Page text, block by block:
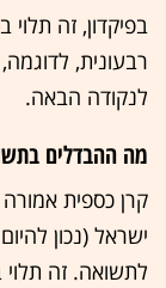
בפיקדון, זה תלוי
רבעונית,
לנקודה הבאה.
מה ההבדלים
קרן כספית
לתשואה. זה תלוי